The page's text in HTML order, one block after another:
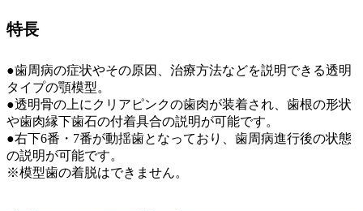
特長
●歯周病の症状やその原因、治療方法などを説明できる透明
タイプの顎模型。
●透明骨の上にクリアピンクの歯肉が装着され、歯根の形状
や歯肉縁下歯石の付着具合の説明が可能です。
●右下6番・7番が動揺歯となっており、歯周病進行後の状態
の説明が可能です。
※模型歯の着脱はできません。